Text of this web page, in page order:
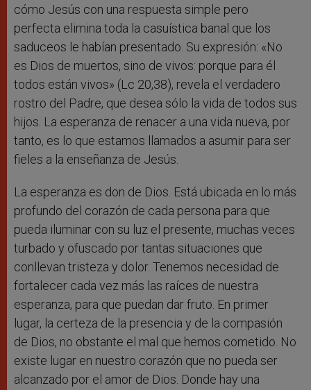
cómo Jesús con una respuesta simple pero
perfecta elimina toda la casuística banal que los
saduceos le habían presentado. Su expresión: «No
es Dios de muertos, sino de vivos: porque para él
todos están vivos» (Lc 20,38), revela el verdadero
rostro del Padre, que desea sólo la vida de todos sus
hijos. La esperanza de renacer a una vida nueva, por
tanto, es lo que estamos llamados a asumir para ser
fieles a la enseñanza de Jesús.
La esperanza es don de Dios. Está ubicada en lo más
profundo del corazón de cada persona para que
pueda iluminar con su luz el presente, muchas veces
turbado y ofuscado por tantas situaciones que
conllevan tristeza y dolor. Tenemos necesidad de
fortalecer cada vez más las raíces de nuestra
esperanza, para que puedan dar fruto. En primer
lugar, la certeza de la presencia y de la compasión
de Dios, no obstante el mal que hemos cometido. No
existe lugar en nuestro corazón que no pueda ser
alcanzado por el amor de Dios. Donde hay una